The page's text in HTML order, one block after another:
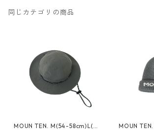
同じカテゴリの商品
MOUN TEN. M(54-58cm)L(~6
MOUN